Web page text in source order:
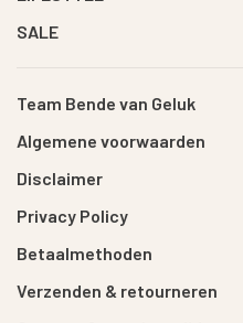
SALE
Team Bende van Geluk
Algemene voorwaarden
Disclaimer
Privacy Policy
Betaalmethoden
Verzenden & retourneren